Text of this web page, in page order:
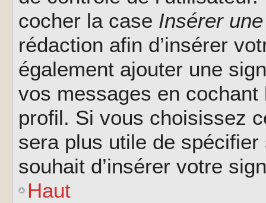
cocher la case Insérer
rédaction afin d’insérer
également ajouter une
vos messages en
profil. Si vous choisissez
sera plus utile de
souhait d’insérer votre
Haut